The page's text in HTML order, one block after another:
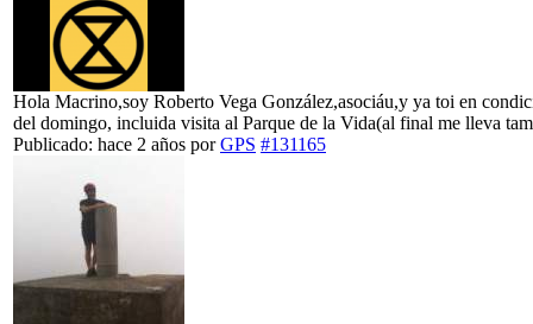
Hola Macrino,soy Roberto Vega González,asociáu,y ya toi en
del domingo, incluida visita al Parque de la Vida(al final me lleva
Publicado: hace 2 años porGPS #131165